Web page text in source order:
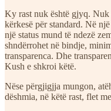
Ky rast nuk është gjyq. Nuk
kërkesë për standard. Në
një status mund të ndezë
shndërrohet në bindje,
transparenca. Dhe
Kush e shkroi këtë.
Nëse përgjigjja mungon,
dëshmia, në këtë rast, flet